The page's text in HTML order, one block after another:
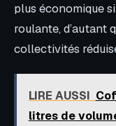
plus économique
roulante, d’autant
collectivités
LIRE AUSSI
litres de